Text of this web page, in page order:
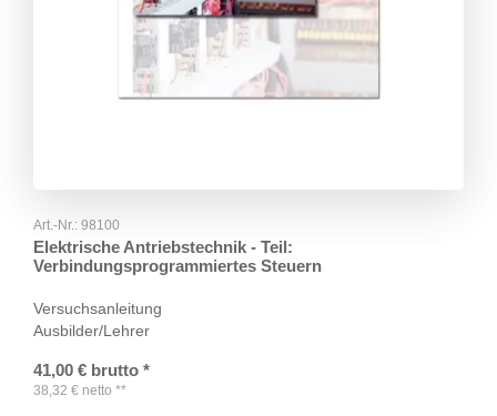
Art.-Nr.: 98100
Elektrische Antriebstechnik - Teil:
Verbindungsprogrammiertes Steuern
Versuchsanleitung
Ausbilder/Lehrer
41,00 € brutto *
38,32 € netto **